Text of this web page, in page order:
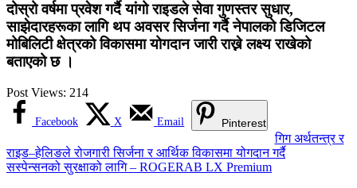
दोस्रो वर्षमा प्रवेश गर्दै यांगो राइडले सेवा गुणस्तर सुधार,
साझेदारहरूका लागि थप अवसर सिर्जना गर्दै नेपालको डिजिटल
मोबिलिटी क्षेत्रको विकासमा योगदान जारी राख्ने लक्ष्य राखेको
बताएको छ ।
Post Views: 214
Facebook X Email Pinterest
Post
navigation
गिग अर्थतन्त्र र
राइड–हेलिङले रोजगारी सिर्जना र आर्थिक विकासमा योगदान गर्दै
सस्पेन्सनको सुरक्षाको लागि – ROGERAB LX Premium